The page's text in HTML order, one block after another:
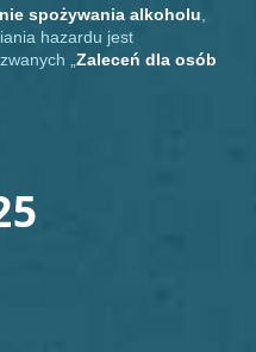
spożywania alkoholu
hazardu jest
„ Zaleceń dla osób